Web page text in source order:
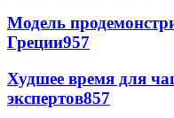
Модель
Греции957
Худшее время для
экспертов857